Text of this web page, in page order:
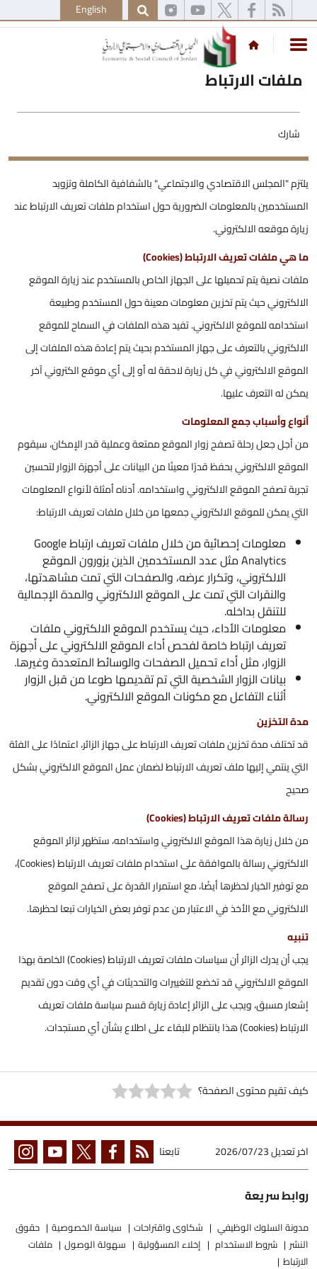
English
ملفات الارتباط
شارك
يلتزم "المجلس الاقتصادي والاجتماعي" بالشفافية الكاملة وتزويد
المستخدمين بالمعلومات الضرورية حول استخدام ملفات تعريف الارتباط عند
زيارة موقعه الالكتروني.
ما هي ملفات تعريف الارتباط (Cookies)
ملفات نصية يتم تحميلها على الجهاز الخاص بالمستخدم عند زيارة الموقع
الالكتروني حيث يتم تخزين معلومات معينة حول المستخدم وطبيعة
استخدامه للموقع الالكتروني. تفيد هذه الملفات في السماح للموقع
الالكتروني بالتعرف على جهاز المستخدم بحيث يتم إعادة هذه الملفات إلى
الموقع الالكتروني في كل زيارة لاحقة له أو إلى أي موقع الكتروني آخر
يمكن له التعرف عليها.
أنواع وأسباب جمع المعلومات
من أجل جعل رحلة تصفح زوار الموقع ممتعة وعملية قدر الإمكان، سيقوم
الموقع الالكتروني بحفظ قدرًا معينًا من البيانات على أجهزة الزوار لتحسين
تجربة تصفح الموقع الالكتروني واستخدامه. أدناه أمثلة لأنواع المعلومات
التي يمكن للموقع الالكتروني جمعها من خلال ملفات تعريف الارتباط:
معلومات إحصائية من خلال ملفات تعريف ارتباط Google
Analytics مثل عدد المستخدمين الذين يزورون الموقع
الالكتروني، وتكرار عرضه، والصفحات التي تمت مشاهدتها،
والنقرات التي تمت على الموقع الالكتروني والمدة الإجمالية
للتنقل بداخله.
معلومات الأداء، حيث يستخدم الموقع الالكتروني ملفات
تعريف ارتباط خاصة لفحص أداء الموقع الالكتروني على أجهزة
الزوار، مثل أداء تحميل الصفحات والوسائط المتعددة وغيرها.
بيانات الزوار الشخصية التي تم تقديمها طوعا من قبل الزوار
أثناء التفاعل مع مكونات الموقع الالكتروني.
مدة التخزين
قد تختلف مدة تخزين ملفات تعريف الارتباط على جهاز الزائر، اعتمادًا على الفئة
التي ينتمي إليها ملف تعريف الارتباط لضمان عمل الموقع الالكتروني بشكل
صحيح
رسالة ملفات تعريف الارتباط (Cookies)
من خلال زيارة هذا الموقع الالكتروني واستخدامه، ستظهر لزائر الموقع
الالكتروني رسالة بالموافقة على استخدام ملفات تعريف الارتباط (Cookies)،
مع توفير الخيار لحظرها أيضًا، مع استمرار القدرة على تصفح الموقع
الالكتروني مع الأخذ في الاعتبار من عدم توفر بعض الخيارات تبعا لحظرها.
تنبيه
يجب أن يدرك الزائر أن سياسات ملفات تعريف الارتباط (Cookies) الخاصة بهذا
الموقع الالكتروني قد تخضع للتغييرات والتحديثات في أي وقت دون تقديم
إشعار مسبق، ويجب على الزائر إعادة زيارة قسم سياسة ملفات تعريف
الارتباط (Cookies) هذا بانتظام للبقاء على اطلاع بشأن أي مستجدات.
كيف تقيم محتوى الصفحة؟
اخر تعديل2026/07/23 تابعنا
روابط سريعة
مدونة السلوك الوظيفي شكاوى واقتراحات سياسة الخصوصية
حقوق
النشر
شروط الاستخدام إخلاء المسؤولية سهولة الوصول
ملفات
الارتباط